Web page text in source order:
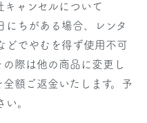
ャンセルについて
にちがある場合、レンタ
どでやむを得ず使用不可
際は他の商品に変更し
額ご返金いたします。予
。